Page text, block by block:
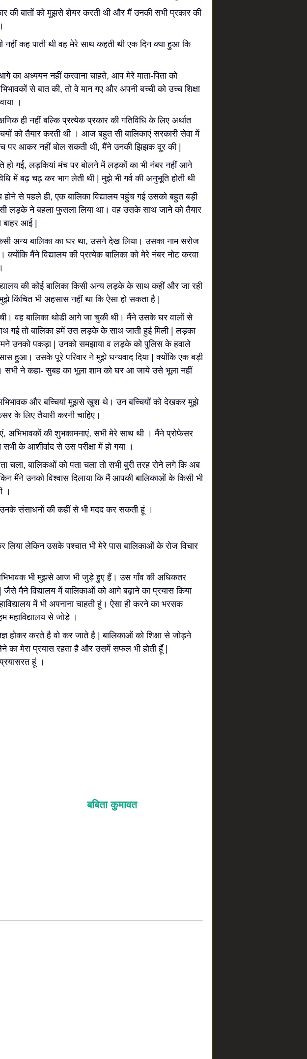
बातों को मुझसे शेयर करती थी और मैं उनकी सभी प्रकार की
कह पाती थी वह मेरे साथ कहती थी एक दिन क्या हुआ कि
का अध्ययन नहीं करवाना चाहते, आप मेरे माता-पिता को
से बात की, तो वे मान गए और अपनी बच्ची को उच्च शिक्षा
।
नहीं बल्कि प्रत्येक प्रकार की गतिविधि के लिए अर्थात
को तैयार करती थी । आज बहुत सी बालिकाएं सरकारी सेवा में
पर आकर नहीं बोल सकती थी, मैंने उनकी झिझक दूर की |
गई, लड़कियां मंच पर बोलने में लड़कों का भी नंबर नहीं आने
में बढ़ चढ़ कर भाग लेती थी | मुझे भी गर्व की अनुभूति होती थी
पहले ही, एक बालिका वि‌द्यालय पहुंच गई उसको बहुत बड़ी
लड़के ने बहला फुसला लिया था। वह उसके साथ जाने को तैयार
बाहर आई |
अन्य बालिका का घर था, उसने देख लिया। उसका नाम सरोज
मैंने विद्यालय की प्रत्येक बालिका को मेरे नंबर नोट करवा
की कोई बालिका किसी अन्य लड़के के साथ कहीं और जा रही
किंचित भी अहसास नहीं था कि ऐसा हो सकता है |
वह बालिका थोडी आगे जा चुकी थी। मैंने उसके घर वालों से
गई तो बालिका हमें उस लड़के के साथ जाती हुई मिली | लड़का
उनको पकड़ा | उनको समझाया व लड़के को पुलिस के हवाले
हुआ। उसके पूरे परिवार ने मुझे धन्यवाद दिया | क्योंकि एक बड़ी
सभी ने कहा- सुबह का भूला शाम को घर आ जाये उसे भूला नहीं
और बच्चियां मुझसे खुश थे। उन बच्चियों को देखकर मुझे
के लिए तैयारी करनी चाहिए।
की शुभकामनाएं, सभी मेरे साथ थी । मैंने प्रोफेसर
के आशीर्वाद से उस परीक्षा में हो गया ।
बालिकओं को पता चला तो सभी बुरी तरह रोने लगे कि अब
मैंने उनको विश्वास दिलाया कि मैं आपकी बालिकाओं के किसी भी
।
की कहीं से भी मदद कर सकती हूं ।
लिया लेकिन उसके पश्चात भी मेरे पास बालिकाओं के रोज विचार
भी मुझसे आज भी जुड़े हुए हैं। उस गाँव की अधिकतर
मैने विद्यालय में बालिकाओं को आगे बढ़ाने का प्रयास किया
में भी अपनाना चाहती हूं। ऐसा ही करने का भरसक
महाविद्यालय से जोड़े ।
होकर करते है वो कर जाते है | बालिकाओं को शिक्षा से जोड़ने
का मेरा प्रयास रहता है और उसमें सफल भी होती हूँ |
हूं ।
बबिता कुमावत